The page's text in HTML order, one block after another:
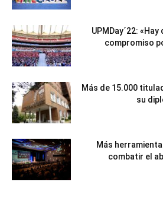
UPMDay´22:
compromiso
Más de 15.000
su
Más
combatir el